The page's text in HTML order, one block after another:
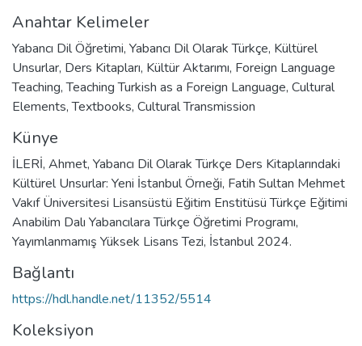
Anahtar Kelimeler
Yabancı Dil Öğretimi, Yabancı Dil Olarak Türkçe, Kültürel
Unsurlar, Ders Kitapları, Kültür Aktarımı, Foreign Language
Teaching,Teaching Turkish as a Foreign Language, Cultural
Elements,Textbooks, Cultural Transmission
Künye
İLERİ, Ahmet, Yabancı Dil Olarak Türkçe Ders Kitaplarındaki
Kültürel Unsurlar: Yeni İstanbul Örneği, Fatih Sultan Mehmet
Vakıf Üniversitesi Lisansüstü Eğitim Enstitüsü Türkçe Eğitimi
Anabilim Dalı Yabancılara Türkçe Öğretimi Programı,
Yayımlanmamış Yüksek Lisans Tezi, İstanbul 2024.
Bağlantı
https://hdl.handle.net/11352/5514
Koleksiyon